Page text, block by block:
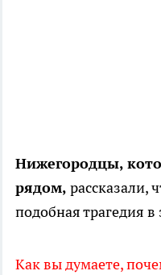
Нижегородцы,
рядом, рассказали,
подобная трагедия
Как вы думаете,